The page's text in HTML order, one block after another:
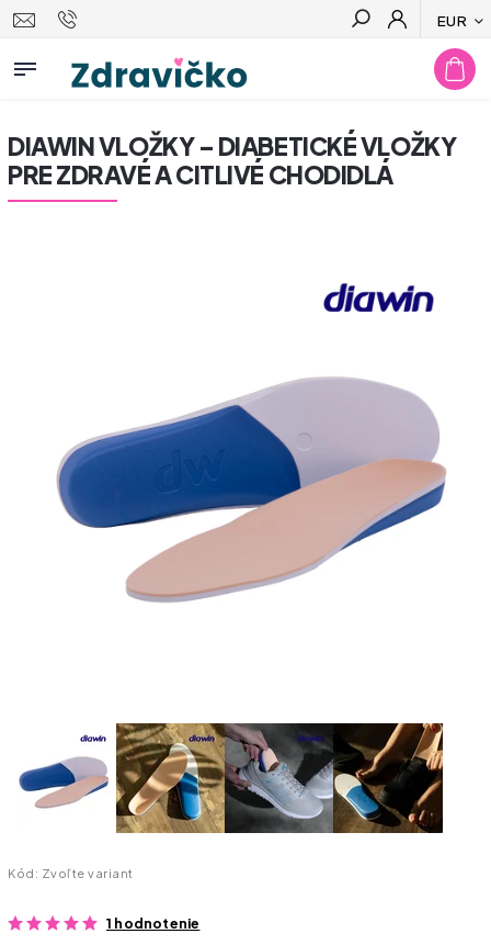
EUR
Hľadať
DIAWIN VLOŽKY – DIABETICKÉ VLOŽKY
PRE ZDRAVÉ A CITLIVÉ CHODIDLÁ
Kód: Zvoľte variant
1 hodnotenie